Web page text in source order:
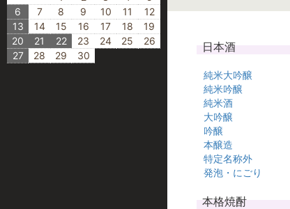
6
7 8 9 10 11
12
13
14 15 16 17 18
19
20
21 22 23 24 25
26
27
28 29 30
日本酒
純米大吟醸
純米吟醸
純米酒
大吟醸
吟醸
本醸造
特定名称外
発泡・にごり
本格焼酎